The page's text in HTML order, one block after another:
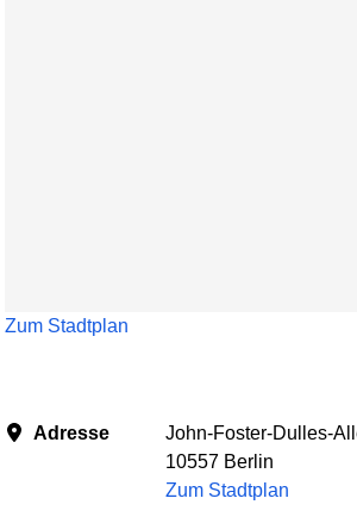
Zum Stadtplan
Adresse
John-Foster-Dulles-
10557 Berlin
Zum Stadtplan